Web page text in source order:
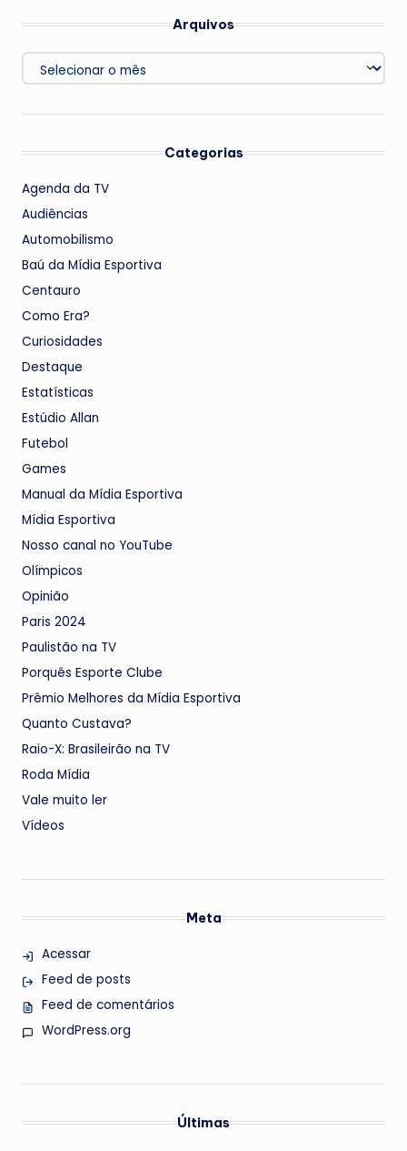
Arquivos
Arquivos
Categorias
Agenda da TV
Audiências
Automobilismo
Baú da Mídia Esportiva
Centauro
Como Era?
Curiosidades
Destaque
Estatísticas
Estúdio Allan
Futebol
Games
Manual da Mídia Esportiva
Mídia Esportiva
Nosso canal no YouTube
Olímpicos
Opinião
Paris 2024
Paulistão na TV
Porquês Esporte Clube
Prêmio Melhores da Mídia Esportiva
Quanto Custava?
Raio-X: Brasileirão na TV
Roda Mídia
Vale muito ler
Vídeos
Meta
Acessar
Feed de posts
Feed de comentários
WordPress.org
Últimas